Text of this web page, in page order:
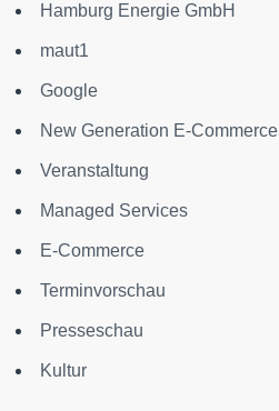
Hamburg Energie GmbH
maut1
Google
New Generation E-Commerce
Veranstaltung
Managed Services
E-Commerce
Terminvorschau
Presseschau
Kultur